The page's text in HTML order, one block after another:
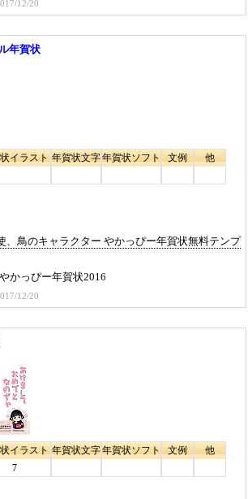
12/20
年賀状
イラスト 年賀状文字年賀状ソフト 文例 他
、鳥のキャラクター やかっぴー年賀状無料テンプ
やかっぴー年賀状2016
12/20
イラスト
7
年賀状文字年賀状ソフト 文例 他